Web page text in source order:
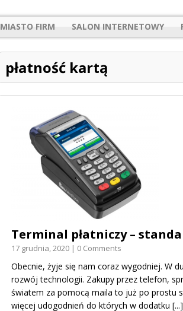
MIASTO FIRM SALON INTERNETOWY
płatność kartą
Terminal płatniczy –
17 grudnia, 2020 | 0 Comments
Obecnie, żyje się nam coraz wygodniej. W
rozwój technologii. Zakupy przez telefon,
światem za pomocą maila to już po prostu
więcej udogodnień do których w dodatku [...]